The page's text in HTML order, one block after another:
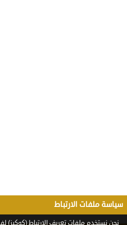
سياسة ملفات الارتباط
نحن نستخدم ملفات تعريف الارتباط (كوكيز)